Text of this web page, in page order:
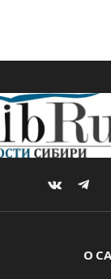
VKontakte
О